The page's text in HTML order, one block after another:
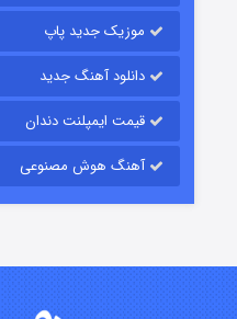
موزیک جدید پاپ
دانلود آهنگ جدید
قیمت ایمپلنت دندان
آهنگ هوش مصنوعی